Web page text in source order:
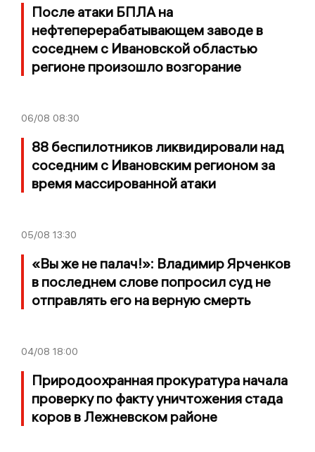
После атаки БПЛА на
нефтеперерабатывающем заводе в
соседнем с Ивановской областью
регионе произошло возгорание
06/08 08:30
88 беспилотников ликвидировали над
соседним с Ивановским регионом за
время массированной атаки
05/08 13:30
«Вы же не палач!»: Владимир Ярченков
в последнем слове попросил суд не
отправлять его на верную смерть
04/08 18:00
Природоохранная прокуратура начала
проверку по факту уничтожения стада
коров в Лежневском районе